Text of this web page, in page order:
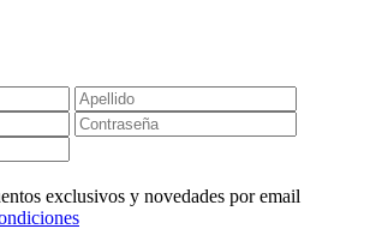
exclusivos y novedades por email